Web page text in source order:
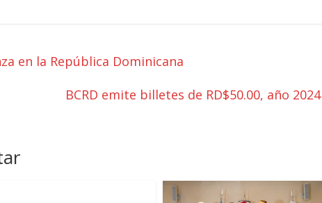
en la República Dominicana
BCRD emite billetes de RD$50.00, año 2024